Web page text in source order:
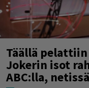
Täällä
Jokerin isot
ABC:lla,